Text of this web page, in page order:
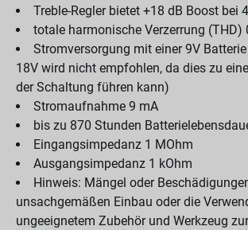
Treble-Regler bietet +18 dB Boost bei
totale harmonische Verzerrung (THD)
Stromversorgung mit einer 9V
18V wird nicht empfohlen, da dies zu
der Schaltung führen kann)
Stromaufnahme 9 mA
bis zu 870 Stunden
Eingangsimpedanz 1 MOhm
Ausgangsimpedanz 1 kOhm
Hinweis: Mängel oder
unsachgemäßen Einbau oder die
ungeeignetem Zubehör und Werkzeug